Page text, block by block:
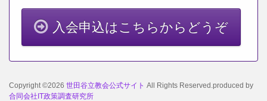
入会申込はこちらからどうぞ
Copyright ©2026 世田谷立教会公式サイト All Rights Reserved.produced by
合同会社IT政策調査研究所